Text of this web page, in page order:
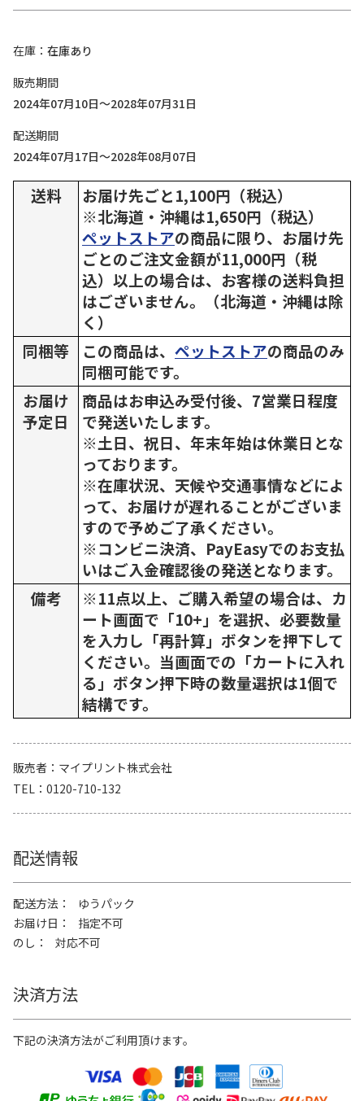
在庫
在庫あり
販売期間
2024年07月10日～2028年07月31日
配送期間
2024年07月17日～2028年08月07日
送料
お届け先ごと1,100円（税込）
※北海道・沖縄は1,650円（税込）
ペットストアの商品に限り、お届け先
ごとのご注文金額が11,000円（税
込）以上の場合は、お客様の送料負担
はございません。（北海道・沖縄は除
く）
同梱等
この商品は、 ペットストアの商品のみ
同梱可能です。
お届け
予定日
商品はお申込み受付後、7営業日程度
で発送いたします。
※土日、祝日、年末年始は休業日とな
っております。
※在庫状況、天候や交通事情などによ
って、お届けが遅れることがございま
すので予めご了承ください。
※コンビニ決済、PayEasyでのお支払
いはご入金確認後の発送となります。
備考
※11点以上、ご購入希望の場合は、カ
ート画面で「10+」を選択、必要数量
を入力し「再計算」ボタンを押下して
ください。当画面での「カートに入れ
る」ボタン押下時の数量選択は1個で
結構です。
販売者
マイプリント株式会社
TEL
0120-710-132
配送情報
配送方法
ゆうパック
お届け日
指定不可
のし
対応不可
決済方法
下記の決済方法がご利用頂けます。